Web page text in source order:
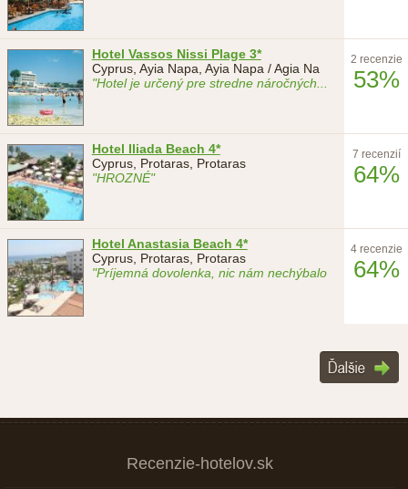
Hotel Vassos Nissi Plage 3*
Cyprus, Ayia Napa, Ayia Napa / Agia Na
"Hotel je určený pre stredne náročných...
2 recenzie
53%
Hotel Iliada Beach 4*
Cyprus, Protaras, Protaras
"HROZNÉ"
7 recenzií
64%
Hotel Anastasia Beach 4*
Cyprus, Protaras, Protaras
"Príjemná dovolenka, nic nám nechýbalo
4 recenzie
64%
Recenzie-hotelov.sk